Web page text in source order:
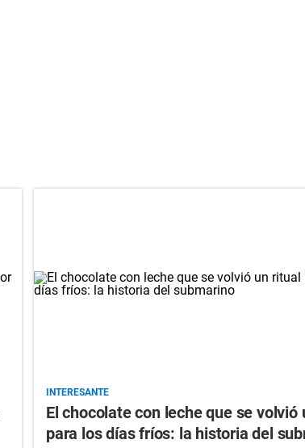
INTERESANTE
El chocolate con leche que se volvió
para los días fríos: la historia del